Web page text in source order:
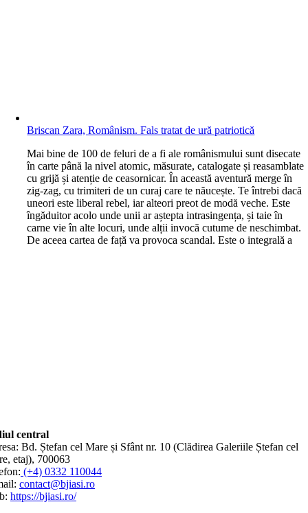
Briscan Zara, Românism. Fals tratat de ură patriotică
Mai bine de 100 de feluri de a fi ale românismului sunt disecate
în carte până la nivel atomic, măsurate, catalogate și reasamblate
cu grijă și atenție de ceasornicar. În această aventură merge în
zig-zag, cu trimiteri de un curaj care te năucește. Te întrebi dacă
uneori este liberal rebel, iar alteori preot de modă veche. Este
îngăduitor acolo unde unii ar aștepta intrasingența, și taie în
carne vie în alte locuri, unde alții invocă cutume de neschimbat.
De aceea cartea de față va provoca scandal. Este o integrală a
central
Bd. Ștefan cel Mare și Sfânt nr. 10 (Clădirea Galeriile Ștefan cel
etaj), 700063
(+4) 0332 110044
contact@bjiasi.ro
https://bjiasi.ro/